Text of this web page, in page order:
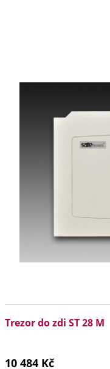
Trezor do zdi ST 28 M
10 484 Kč